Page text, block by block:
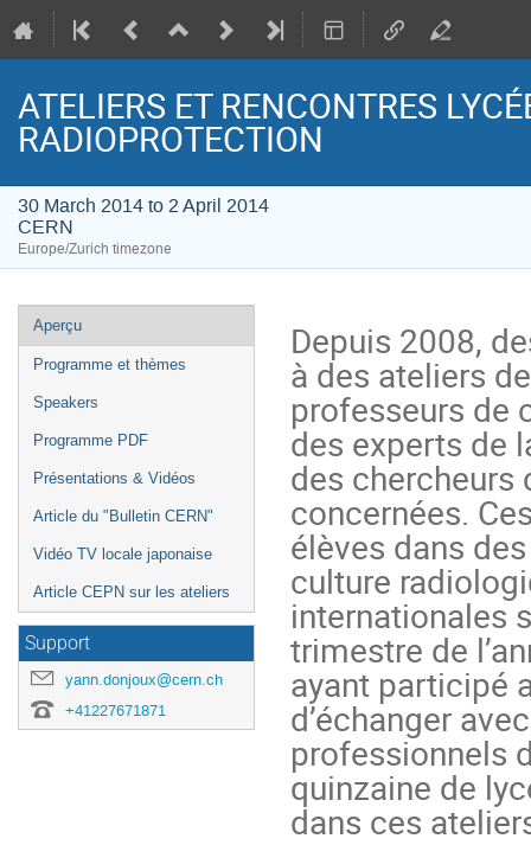
ATELIERS ET RENCONTRES
RADIOPROTECTION
30 March 2014 to 2 April 2014
CERN
Europe/Zurich timezone
Event
menu
Aperçu
Programme et thèmes
Speakers
Programme PDF
Présentations & Vidéos
Article du "Bulletin CERN"
Vidéo TV locale japonaise
Article CEPN sur les ateliers
Support
yann.donjoux@cern.ch
+41227671871
Depuis 2008,
à des ateliers
professeurs de
des experts de
des
concernées.
élèves dans
culture
internationales
trimestre de
ayant participé
d’échanger
professionnels
quinzaine de
dans ces